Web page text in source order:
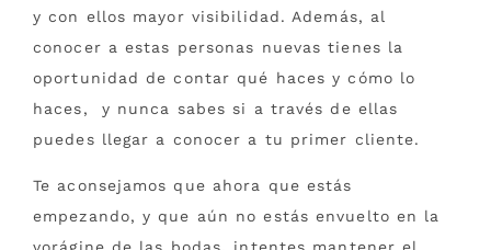
y con ellos mayor visibilidad. Además, al
conocer a estas personas nuevas tienes la
oportunidad de contar qué haces y cómo lo
haces, y nunca sabes si a través de ellas
puedes llegar a conocer a tu primer cliente.
Te aconsejamos que ahora que estás
empezando, y que aún no estás envuelto en la